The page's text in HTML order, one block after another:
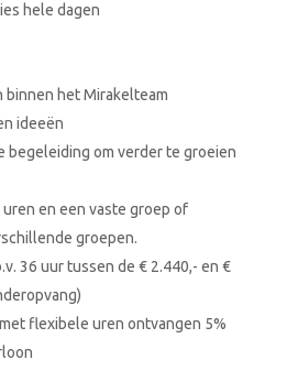
hele dagen
binnen het Mirakelteam
ideeën
begeleiding om verder te groeien
en een vaste groep of
groepen.
36 uur tussen de € 2.440,- en €
flexibele uren ontvangen 5%